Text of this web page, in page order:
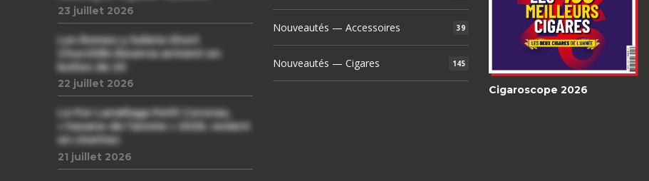
23 juillet 2026
Les Romeo y Julieta Short
Churchills Reserva arrivent en
boîtes de 20
22 juillet 2026
Le Por Larrañaga Petit Coronas,
« havane de l’année » 2026, revient
en civettes
21 juillet 2026
Nouveautés — Accessoires 39
Nouveautés — Cigares 145
Cigaroscope 2026